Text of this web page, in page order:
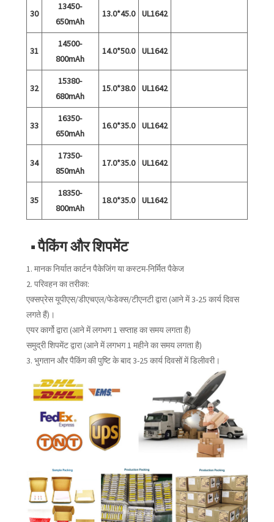
30
13450-
650mAh
13.0*45.0 UL1642
31
14500-
800mAh
14.0*50.0 UL1642
32
15380-
680mAh
15.0*38.0 UL1642
33
16350-
650mAh
16.0*35.0 UL1642
34
17350-
850mAh
17.0*35.0 UL1642
35
18350-
800mAh
18.0*35.0 UL1642
■ पैकिंग और शिपमेंट
1. मानक निर्यात कार्टन पैकेजिंग या कस्टम-निर्मित पैकेज
2. परिवहन का तरीका:
एक्सप्रेस यूपीएस/डीएचएल/फेडेक्स/टीएनटी द्वारा (आने में 3-25 कार्य दिवस
लगते हैं)।
एयर कार्गो द्वारा (आने में लगभग 1 सप्ताह का समय लगता है)
समुद्री शिपमेंट द्वारा (आने में लगभग 1 महीने का समय लगता है)
3. भुगतान और पैकिंग की पुष्टि के बाद 3-25 कार्य दिवसों में डिलीवरी।